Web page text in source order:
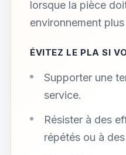
lorsque la pièce
environnement
ÉVITEZ LE PLA SI
Supporter une
service.
Résister à des
répétés ou à